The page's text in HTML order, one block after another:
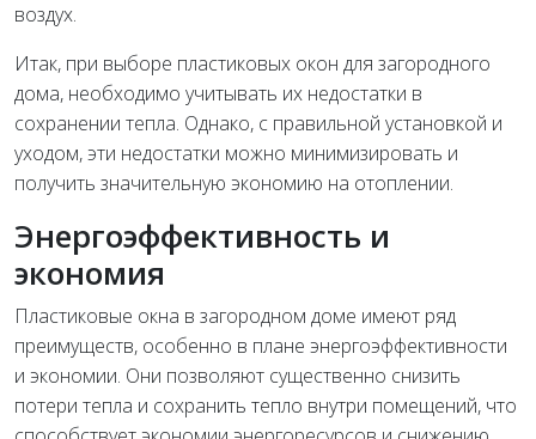
воздух.
Итак, при выборе пластиковых окон для загородного
дома, необходимо учитывать их недостатки в
сохранении тепла. Однако, с правильной установкой и
уходом, эти недостатки можно минимизировать и
получить значительную экономию на отоплении.
Энергоэффективность и
экономия
Пластиковые окна в загородном доме имеют ряд
преимуществ, особенно в плане энергоэффективности
и экономии. Они позволяют существенно снизить
потери тепла и сохранить тепло внутри помещений, что